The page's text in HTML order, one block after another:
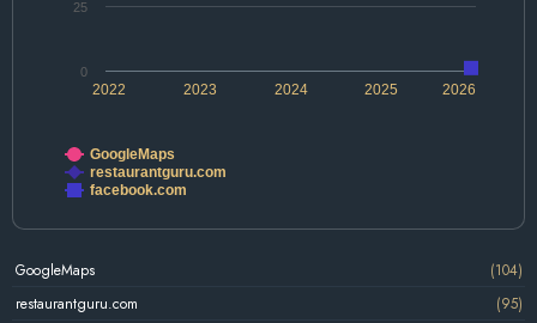
2022 2024 2026
2023 2025
0
25
GoogleMaps
restaurantguru.com
facebook.com
GoogleMaps
(104)
restaurantguru.com
(95)